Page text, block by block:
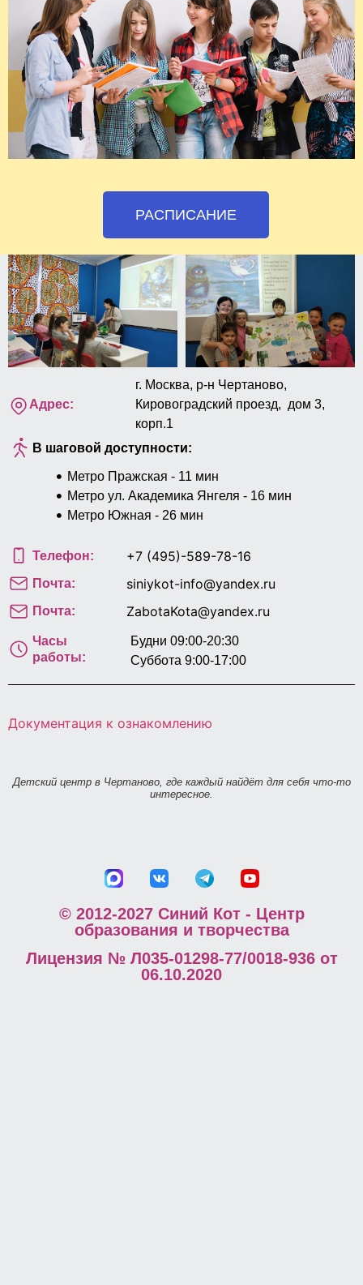
РАСПИСАНИЕ
Адрес:
г. Москва, р-н Чертаново,
Кировоградский проезд, дом 3,
корп.1
В шаговой доступности:
Метро Пражская - 11 мин
Метро ул. Академика Янгеля - 16 мин
Метро Южная - 26 мин
Телефон: +7 (495)-589-78-16
Почта: siniykot-info@yandex.ru
Почта: ZabotaKota@yandex.ru
Часы
работы:
Будни 09:00-20:30
Суббота 9:00-17:00
Документация к ознакомлению
Детский центр в Чертаново, где каждый найдёт для себя что-то
интересное.
© 2012-2027 Синий Кот - Центр
образования и творчества
Лицензия № Л035-01298-77/0018-936 от
06.10.2020